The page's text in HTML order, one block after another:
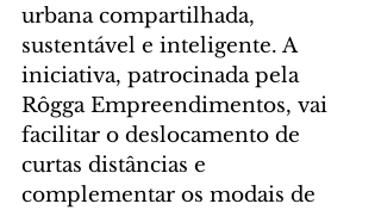
urbana compartilhada,
sustentável e inteligente. A
iniciativa, patrocinada pela
Rôgga Empreendimentos, vai
facilitar o deslocamento de
curtas distâncias e
complementar os modais de